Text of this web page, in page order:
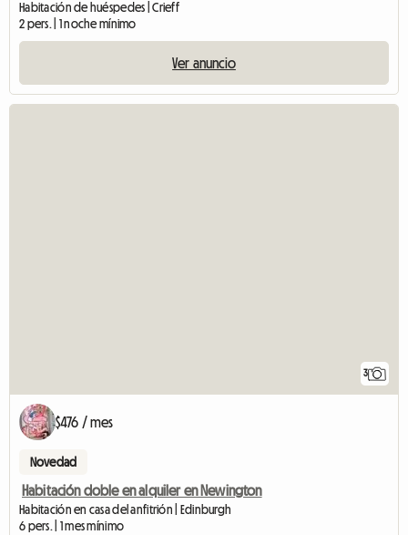
Habitación de huéspedes | Crieff
2 pers. | 1 noche mínimo
Ver anuncio
3
$476 / mes
Novedad
Habitación doble en alquiler en Newington
Habitación en casa del anfitrión | Edinburgh
6 pers. | 1 mes mínimo